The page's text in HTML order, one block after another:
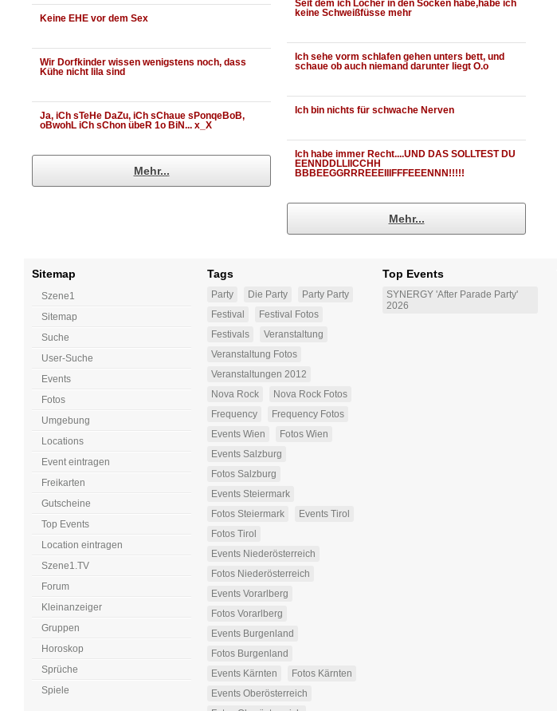
Keine EHE vor dem Sex
Wir Dorfkinder wissen wenigstens noch, dass
Kühe nicht lila sind
Ja, iCh sTeHe DaZu, iCh sChaue sPonqeBoB,
oBwohL iCh sChon übeR 1o BiN... x_X
Mehr...
Seit dem ich Löcher in den Socken habe,habe ich
keine Schweißfüsse mehr
Ich sehe vorm schlafen gehen unters bett, und
schaue ob auch niemand darunter liegt O.o
Ich bin nichts für schwache Nerven
Ich habe immer Recht....UND DAS SOLLTEST DU
EENNDDLLIICCHH
BBBEEGGRRREEEIIIFFFEEENNN!!!!!
Mehr...
Sitemap
Szene1
Sitemap
Suche
User-Suche
Events
Fotos
Umgebung
Locations
Event eintragen
Freikarten
Gutscheine
Top Events
Location eintragen
Szene1.TV
Forum
Kleinanzeiger
Gruppen
Horoskop
Sprüche
Spiele
Tags
Party Die Party
Party Party
Festival
Festival Fotos
Festivals
Veranstaltung
Veranstaltung Fotos
Veranstaltungen 2012
Nova Rock
Nova Rock Fotos
Frequency
Frequency Fotos
Events Wien
Fotos Wien
Events Salzburg
Fotos Salzburg
Events Steiermark
Fotos Steiermark
Events Tirol
Fotos Tirol
Events Niederösterreich
Fotos Niederösterreich
Events Vorarlberg
Fotos Vorarlberg
Events Burgenland
Fotos Burgenland
Events Kärnten
Fotos Kärnten
Events Oberösterreich
Top Events
SYNERGY 'After Parade Party'
2026